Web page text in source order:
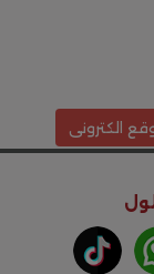
الكترونى